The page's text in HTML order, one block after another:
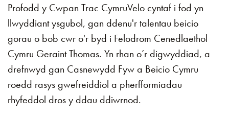
Profodd y Cwpan Trac CymruVelo cyntaf i fod yn
llwyddiant ysgubol, gan ddenu'r talentau beicio
gorau o bob cwr o'r byd i Felodrom Cenedlaethol
Cymru Geraint Thomas. Yn rhan o’r digwyddiad, a
drefnwyd gan Casnewydd Fyw a Beicio Cymru
roedd rasys gwefreiddiol a pherfformiadau
rhyfeddol dros y ddau ddiwrnod.